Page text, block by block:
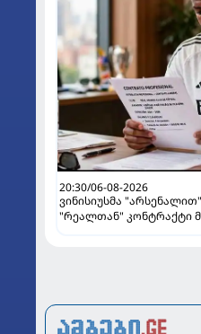
20:30/06-08-2026
ვინისიუსმა
"რეალთან" კონტრაქტი